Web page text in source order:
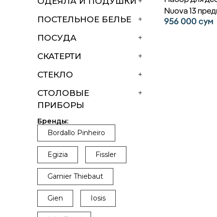
+
ПОСТЕЛЬНОЕ БЕЛЬЕ
+
ПОСУДА
+
СКАТЕРТИ
+
СТЕКЛО
+
СТОЛОВЫЕ
ПРИБОРЫ
Бренды:
Bordallo Pinheiro
Egizia Fissler
Garnier Thiebaut
Gien Iosis
Nuova 13
956 000сум